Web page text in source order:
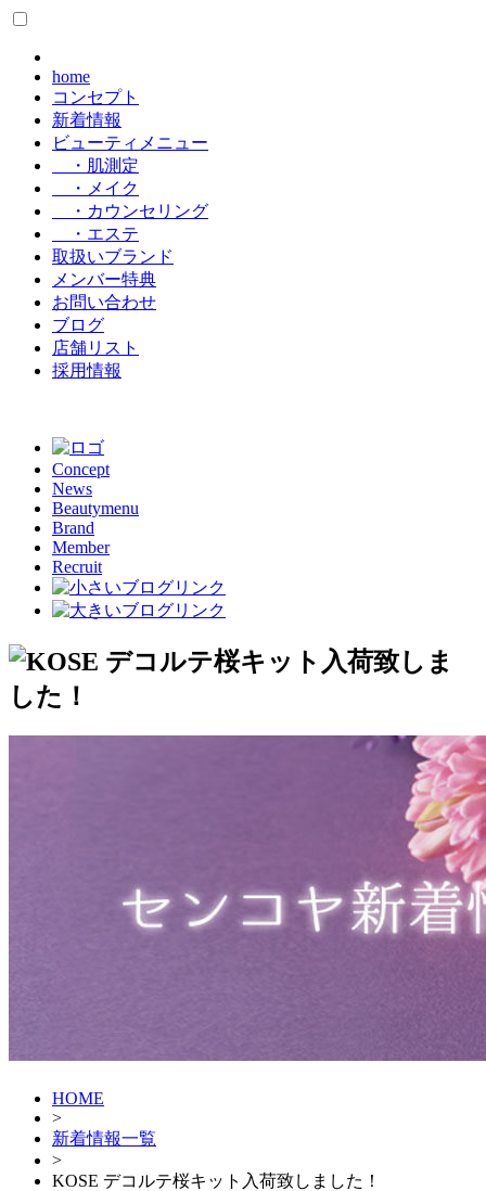
home
コンセプト
新着情報
ビューティメニュー
・肌測定
・メイク
・カウンセリング
・エステ
取扱いブランド
メンバー特典
お問い合わせ
ブログ
店舗リスト
採用情報
Concept
News
Beautymenu
Brand
Member
Recruit
HOME
>
新着情報一覧
>
KOSE デコルテ桜キット入荷致しました！